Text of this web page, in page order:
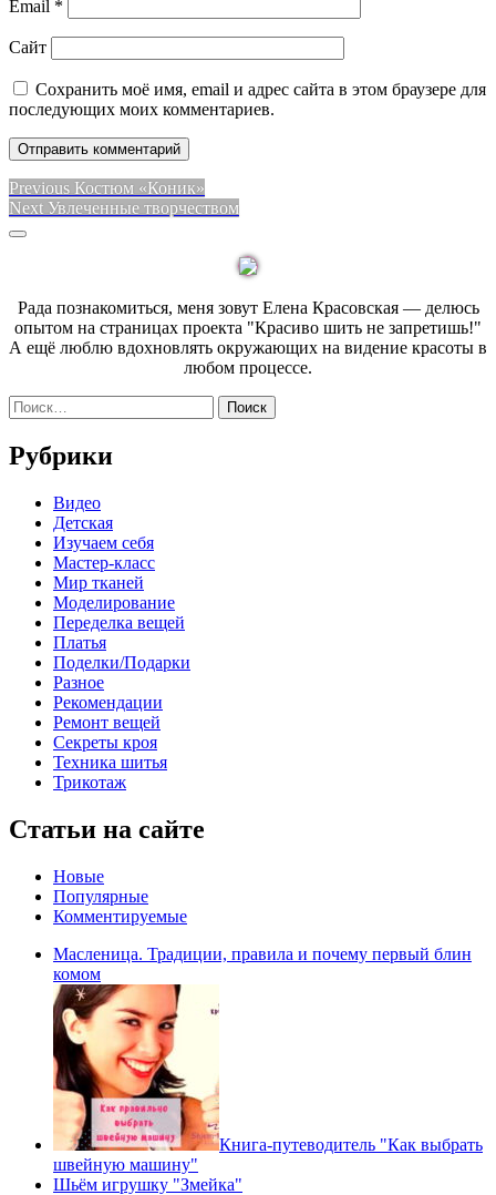
Email *
Сайт
Сохранить моё имя, email и адрес сайта в этом браузере для
последующих моих комментариев.
Навигация
по
Previous Previous
post:
Костюм «Коник»
Next Next
Увлеченные творчеством
Sidebar
Рада познакомиться, меня зовут Елена Красовская — делюсь
опытом на страницах проекта "Красиво шить не запретишь!"
А ещё люблю вдохновлять окружающих на видение красоты в
любом процессе.
Найти:
Рубрики
Видео
Детская
Изучаем себя
Мастер-класс
Мир тканей
Моделирование
Переделка вещей
Платья
Поделки/Подарки
Разное
Рекомендации
Ремонт вещей
Секреты кроя
Техника шитья
Трикотаж
Статьи на сайте
Новые
Популярные
Комментируемые
Масленица. Традиции, правила и почему первый блин
комом
Книга-путеводитель "Как выбрать
швейную машину"
Шьём игрушку "Змейка"